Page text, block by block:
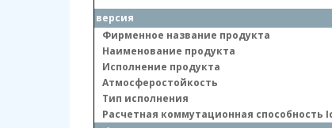
версия
Фирменное название продукта
Наименование продукта
Исполнение продукта
Атмосферостойкость
Тип исполнения
Расчетная коммутационная способность